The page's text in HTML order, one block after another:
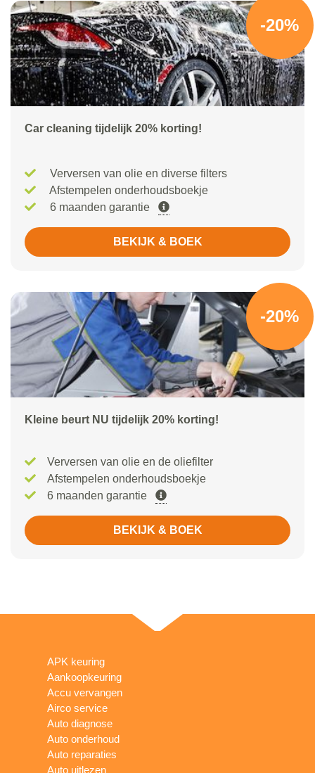
-20%
Car cleaning tijdelijk 20% korting!
Verversen van olie en diverse filters
Afstempelen onderhoudsboekje
6 maanden garantie
BEKIJK & BOEK
-20%
Kleine beurt NU tijdelijk 20% korting!
Verversen van olie en de oliefilter
Afstempelen onderhoudsboekje
6 maanden garantie
BEKIJK & BOEK
APK keuring
Aankoopkeuring
Accu vervangen
Airco service
Auto diagnose
Auto onderhoud
Auto reparaties
Auto uitlezen